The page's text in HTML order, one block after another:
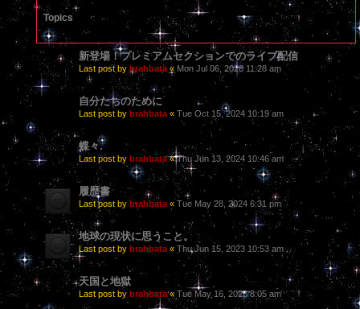
Topics
新登場！プレミアムセクションでのライブ配信
Last post by brahbata « Mon Jul 06, 2026 11:28 am
自分たちのために
Last post by brahbata « Tue Oct 15, 2024 10:19 am
蝶々.
Last post by brahbata«Thu Jun 13, 2024 10:46 am
履歴書
Last post by brahbata « Tue May 28, 2024 6:31 pm
地球の現状に思うこと。
Last post by brahbata « Thu Jun 15, 2023 10:53 am
天国と地獄
Last post by brahbata« Tue May 16, 2023 8:05 am